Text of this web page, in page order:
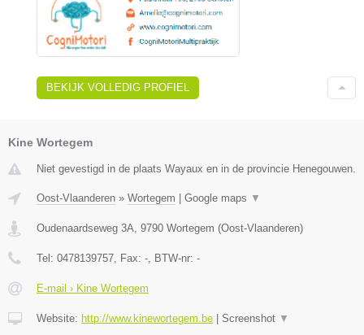
BEKIJK VOLLEDIG PROFIEL
Kine Wortegem
Niet gevestigd in de plaats Wayaux en in de provincie Henegouwen.
Oost-Vlaanderen » Wortegem Google maps ▼
Oudenaardseweg 3A 9790 Wortegem (Oost-Vlaanderen)
Tel: 0478139757 , Fax: - , BTW-nr: -
E-mail › Kine Wortegem
Website: http://www.kinewortegem.be Screenshot ▼